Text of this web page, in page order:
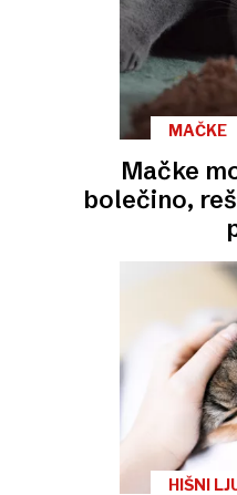
MAČKE
Mačke
bolečino,
HIŠNI